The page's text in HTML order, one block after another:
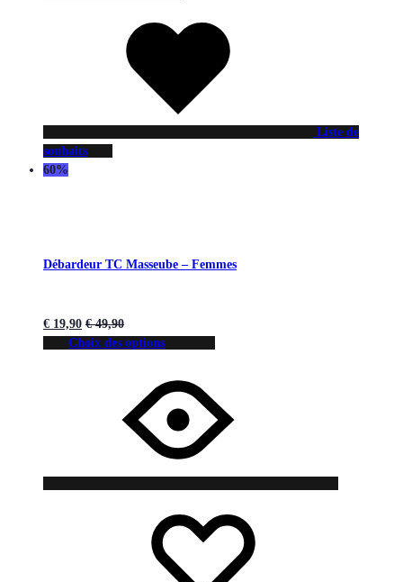
Liste de
souhaits
60%
Débardeur TC Masseube – Femmes
€ 19,90 €49,90
Choix des options